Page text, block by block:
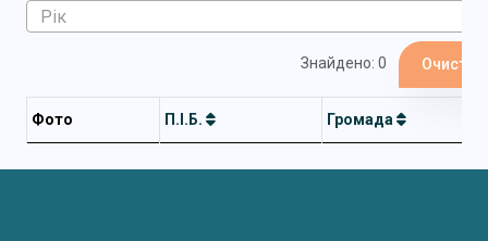
Знайдено: 0
Фото П.І.Б. Громада